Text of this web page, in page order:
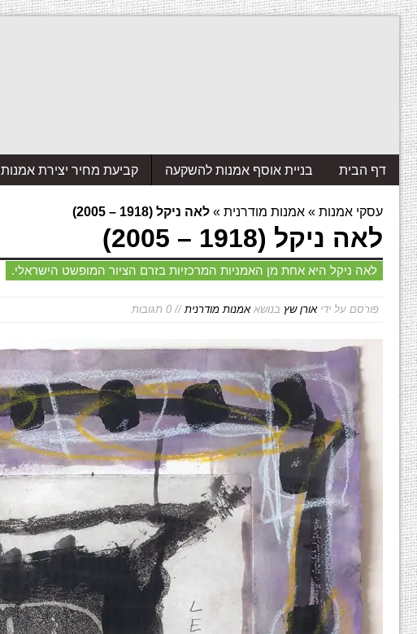
דף הבית בניית אוסף אמנות להשקעה קביעת מחיר יצירת אמנות
עסקי אמנות » אמנות מודרנית » לאה ניקל (1918 – 2005)
לאה ניקל (1918 – 2005)
לאה ניקל היא אחת מן האמניות המרכזיות בזרם הציור המופשט הישראלי.
פורסם על ידיאורן שץ בנושאאמנות מודרנית// 0 תגובות